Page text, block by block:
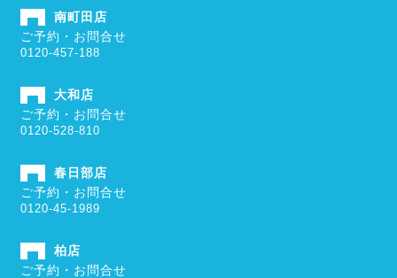
南町田店
ご予約・お問合せ
0120-457-188
大和店
ご予約・お問合せ
0120-528-810
春日部店
ご予約・お問合せ
0120-45-1989
柏店
ご予約・お問合せ